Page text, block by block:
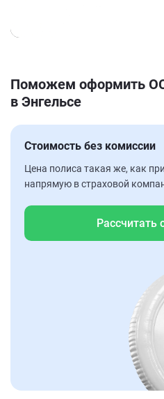
Поможем оформить
в Энгельсе
Стоимость без комиссии
Цена полиса такая же, как
напрямую в страховой
Рассчитать